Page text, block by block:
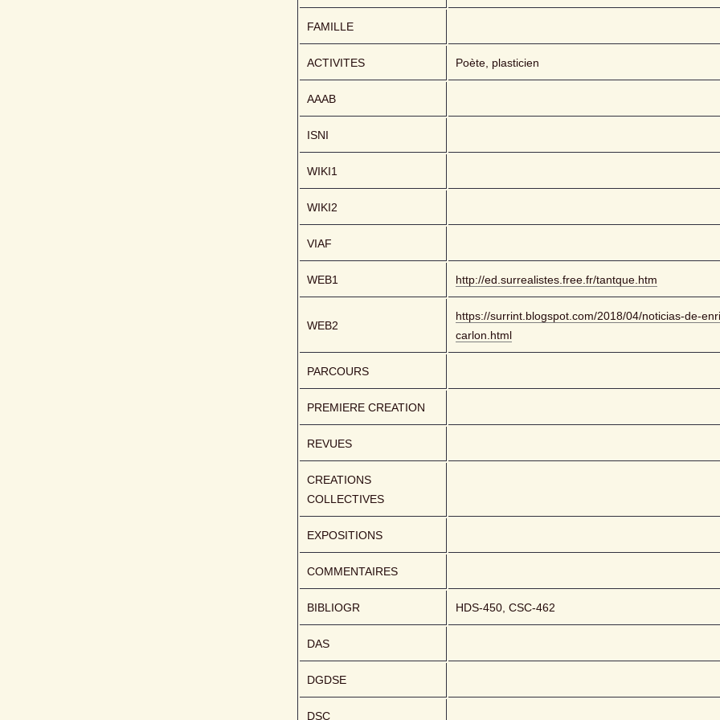
FAMILLE
ACTIVITES Poète, plasticien
AAAB
ISNI
WIKI1
WIKI2
VIAF
WEB1 http://ed.surrealistes.free.fr/tantque.htm
WEB2
https://surrint.blogspot.com/2018/04/noticias-de-
carlon.html
PARCOURS
PREMIERE CREATION
REVUES
CREATIONS
COLLECTIVES
EXPOSITIONS
COMMENTAIRES
BIBLIOGR HDS-450, CSC-462
DAS
DGDSE
DSC